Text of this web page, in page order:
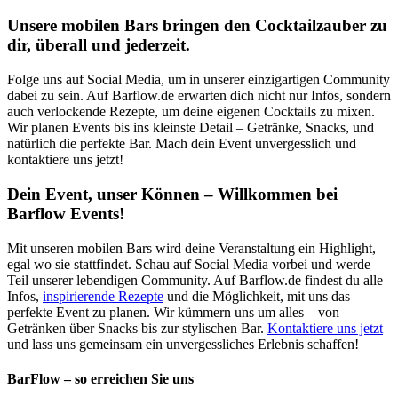
Unsere mobilen Bars bringen den Cocktailzauber zu
dir, überall und jederzeit.
Folge uns auf Social Media, um in unserer einzigartigen Community
dabei zu sein. Auf Barflow.de erwarten dich nicht nur Infos, sondern
auch verlockende Rezepte, um deine eigenen Cocktails zu mixen.
Wir planen Events bis ins kleinste Detail – Getränke, Snacks, und
natürlich die perfekte Bar. Mach dein Event unvergesslich und
kontaktiere uns jetzt!
Dein Event, unser Können – Willkommen bei
Barflow Events!
Mit unseren mobilen Bars wird deine Veranstaltung ein Highlight,
egal wo sie stattfindet. Schau auf Social Media vorbei und werde
Teil unserer lebendigen Community. Auf Barflow.de findest du alle
Infos, inspirierende Rezepte und die Möglichkeit, mit uns das
perfekte Event zu planen. Wir kümmern uns um alles – von
Getränken über Snacks bis zur stylischen Bar. Kontaktiere uns jetzt
und lass uns gemeinsam ein unvergessliches Erlebnis schaffen!
BarFlow – so erreichen Sie uns